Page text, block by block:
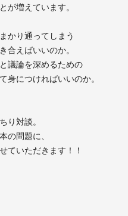
が増えています。
かり通ってしまう
合えばいいのか。
議論を深めるための
身につければいいのか。
り対談。
の問題に、
ていただきます！！